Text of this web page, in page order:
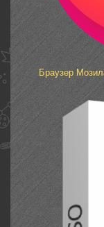
Браузер